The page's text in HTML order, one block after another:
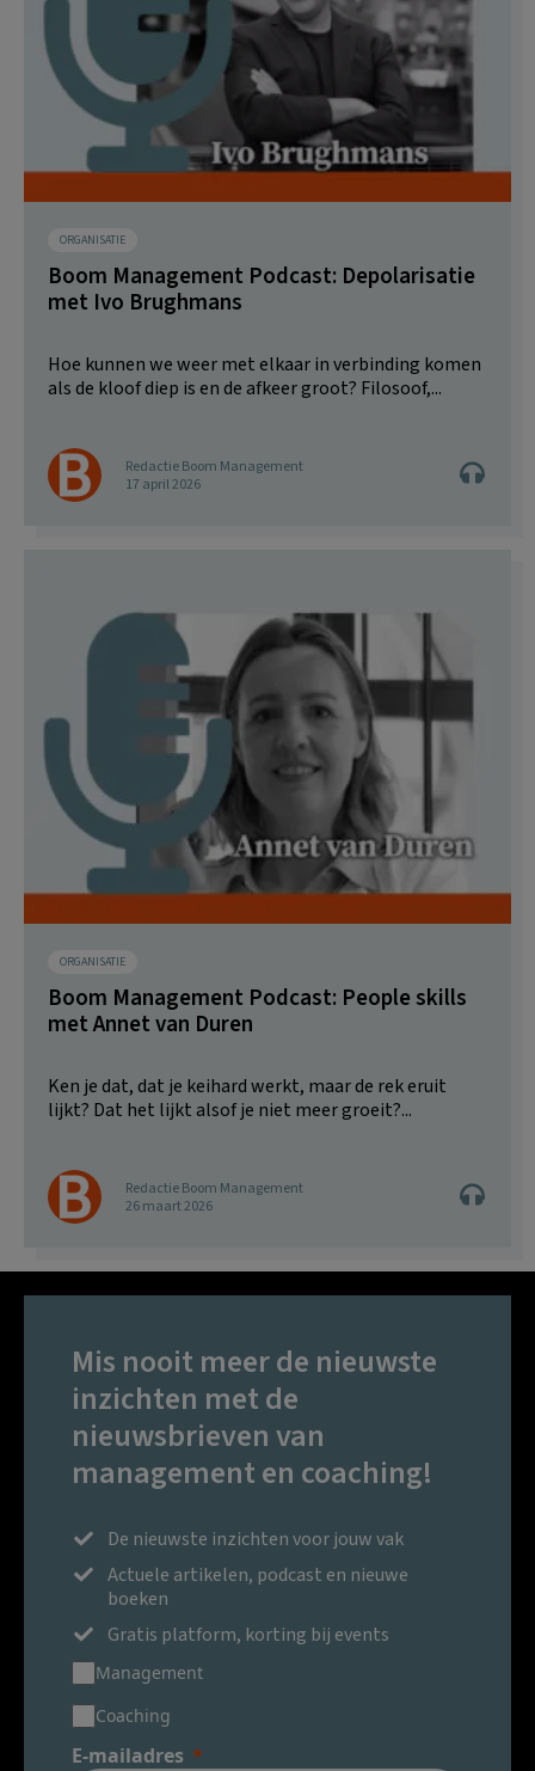
ORGANISATIE
Boom Management Podcast: Depolarisatie
met Ivo Brughmans
Hoe kunnen we weer met elkaar in verbinding komen
als de kloof diep is en de afkeer groot? Filosoof,...
Redactie Boom Management
17 april 2026
ORGANISATIE
Boom Management Podcast: People skills
met Annet van Duren
Ken je dat, dat je keihard werkt, maar de rek eruit
lijkt? Dat het lijkt alsof je niet meer groeit?...
Redactie Boom Management
26 maart 2026
Mis nooit meer de nieuwste
inzichten met de
nieuwsbrieven van
management en coaching!
De nieuwste inzichten voor jouw vak
Actuele artikelen, podcast en nieuwe
boeken
Gratis platform, korting bij events
Management
Coaching
E-mailadres